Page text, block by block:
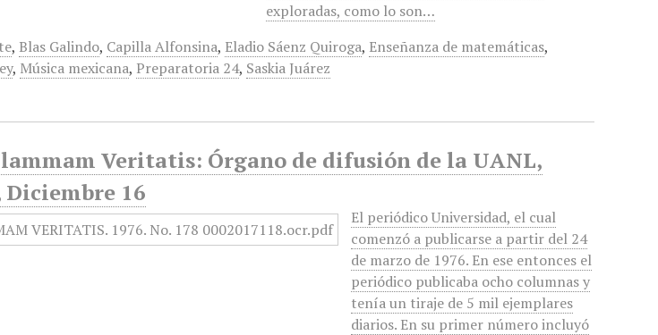
exploradas, como lo son…
, Blas Galindo, Capilla Alfonsina, Eladio Sáenz Quiroga, Enseñanza de matemáticas,
, Música mexicana, Preparatoria 24, Saskia Juárez
Veritatis: Órgano de difusión de la UANL,
Diciembre 16
El periódico Universidad, el cual
comenzó a publicarse a partir del 24
de marzo de 1976. En ese entonces el
periódico publicaba ocho columnas y
tenía un tiraje de 5 mil ejemplares
diarios. En su primer número incluyó